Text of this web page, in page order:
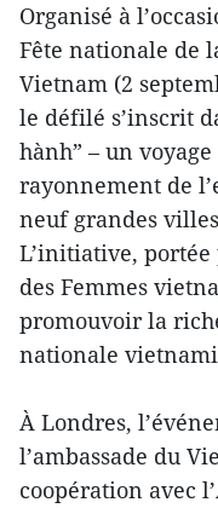
Organisé à
Fête nationale de
Vietnam (2
le défilé s’inscrit
hành” – un
rayonnement de
neuf grandes
L’initiative, portée
des Femmes
promouvoir la
nationale
À Londres,
l’ambassade du
coopération avec